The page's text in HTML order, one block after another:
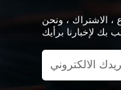
، الاشتراك ، ونحن